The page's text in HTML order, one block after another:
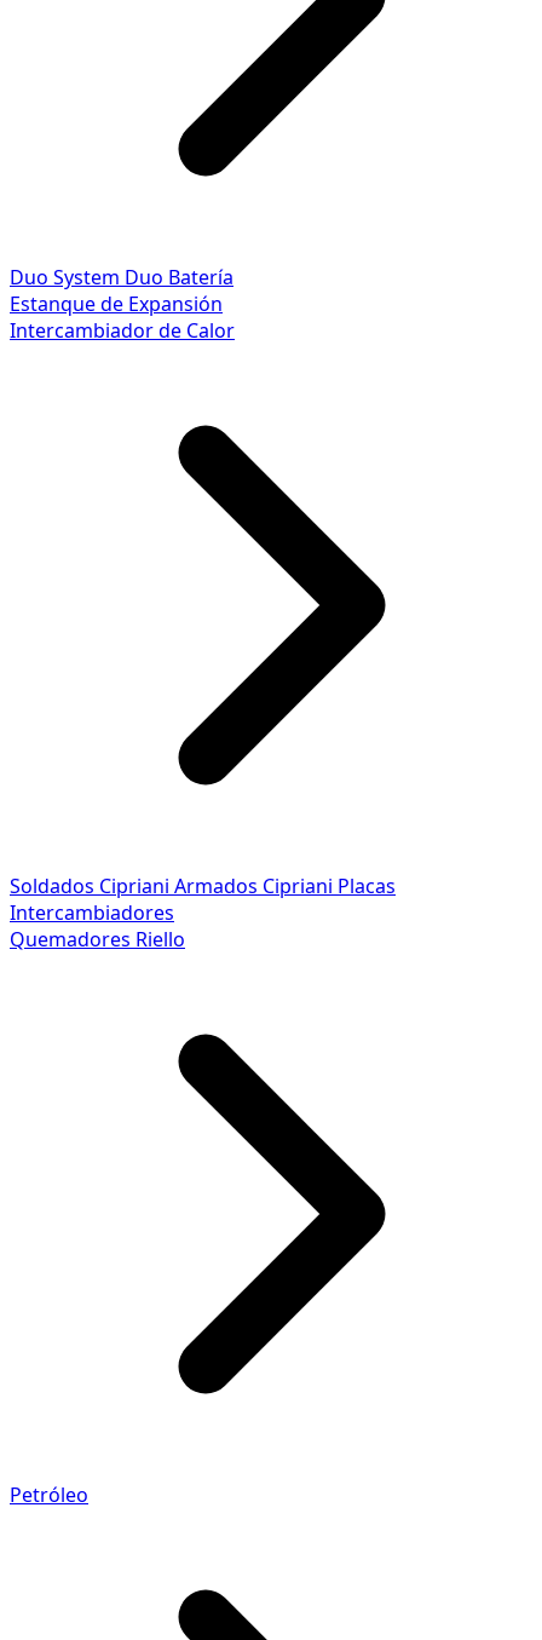
Duo System Duo Batería
Estanque de Expansión
Intercambiador de Calor
Soldados Cipriani Armados Cipriani Placas
Intercambiadores
Quemadores Riello
Petróleo